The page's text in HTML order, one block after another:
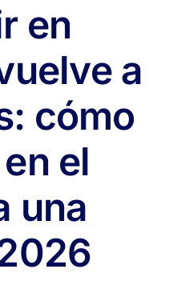
pozo
zona
crítica
en
a
cómo
el
una